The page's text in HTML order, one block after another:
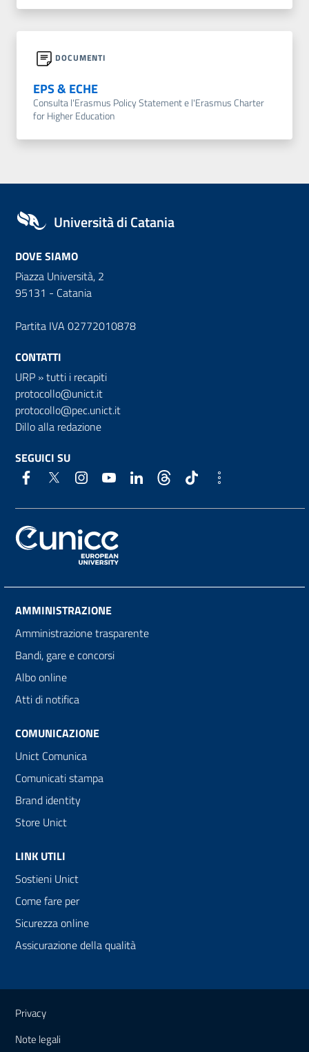
DOCUMENTI
EPS & ECHE
Consulta l'Erasmus Policy Statement e l'Erasmus Charter
for Higher Education
Università di Catania
DOVE SIAMO
Piazza Università, 2
95131 - Catania
Partita IVA 02772010878
CONTATTI
URP »tutti i recapiti
protocollo@unict.it
protocollo@pec.unict.it
Dillo alla redazione
SEGUICI SU
AMMINISTRAZIONE
Amministrazione trasparente
Bandi, gare e concorsi
Albo online
Atti di notifica
COMUNICAZIONE
Unict Comunica
Comunicati stampa
Brand identity
Store Unict
LINK UTILI
Sostieni Unict
Come fare per
Sicurezza online
Assicurazione della qualità
Link e informazioni utili
Privacy
Note legali